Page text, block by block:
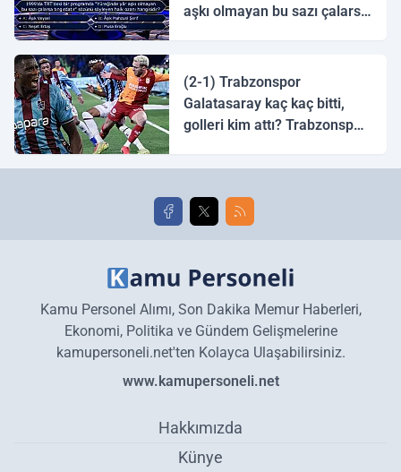
aşkı olmayan bu sazı çalarsa
(2-1) Trabzonspor
Galatasaray kaç kaç bitti,
golleri kim attı? Trabzonspor
golleri!
Kamu Personel Alımı, Son Dakika Memur Haberleri,
Ekonomi, Politika ve Gündem Gelişmelerine
kamupersoneli.net'ten Kolayca Ulaşabilirsiniz.
www.kamupersoneli.net
Hakkımızda
Künye